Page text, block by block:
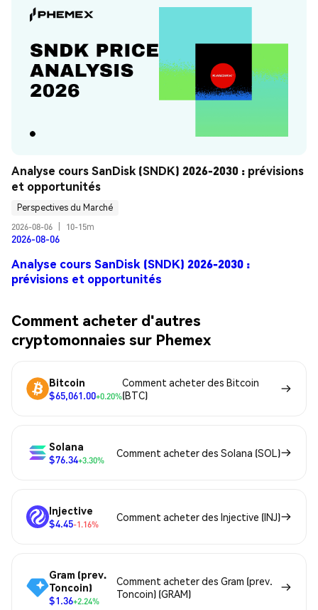
Analyse cours SanDisk (SNDK) 2026-2030 : prévisions
et opportunités
Perspectives du Marché
2026-08-06
10-15m
2026-08-06
Analyse cours SanDisk (SNDK) 2026-2030 :
prévisions et opportunités
Comment acheter d'autres
cryptomonnaies sur Phemex
Bitcoin
$65,061.00+0.20%
Comment acheter des Bitcoin
(BTC)
Solana
$76.34+3.30%
Comment acheter des Solana (SOL)
Injective
$4.45-1.16%
Comment acheter des Injective (INJ)
Gram (prev.
Toncoin)
$1.36+2.24%
Comment acheter des Gram (prev.
Toncoin) (GRAM)